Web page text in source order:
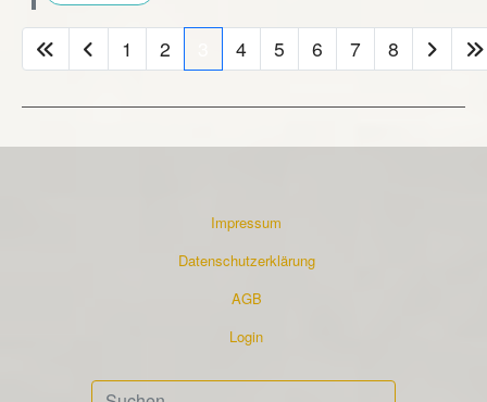
1 2 4 5 6 7 8
Impressum
Datenschutzerklärung
AGB
Login